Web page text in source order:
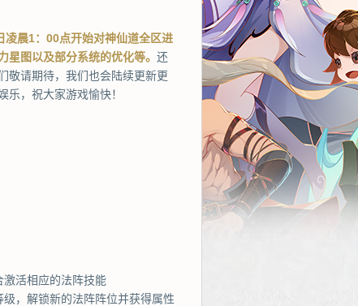
凌晨1：00点开始对神仙道全区进
图以及部分系统的优化等。 还
敬请期待，我们也会陆续更新更
，祝大家游戏愉快！
活相应的法阵技能
，解锁新的法阵阵位并获得属性